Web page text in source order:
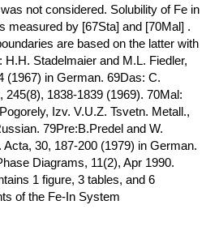
not considered. Solubility of Fe in
measured by [67Sta] and [70Mal] .
are based on the latter with
H.H. Stadelmaier and M.L. Fiedler,
(1967) in German. 69Das: C.
245(8), 1838-1839 (1969). 70Mal:
Izv. V.U.Z. Tsvetn. Metall.,
79Pre:B.Predel and W.
30, 187-200 (1979) in German.
Diagrams, 11(2), Apr 1990.
1 figure, 3 tables, and 6
of the Fe-In System